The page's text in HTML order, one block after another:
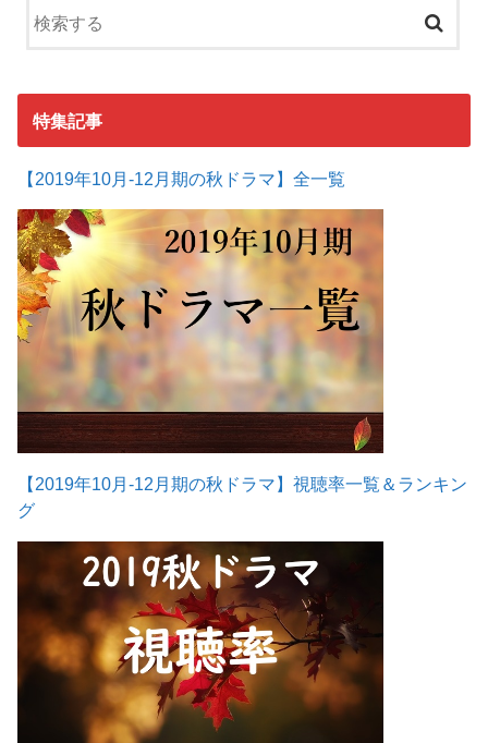
特集記事
【2019年10月-12月期の秋ドラマ】全一覧
【2019年10月-12月期の秋ドラマ】視聴率一覧＆ランキン
グ